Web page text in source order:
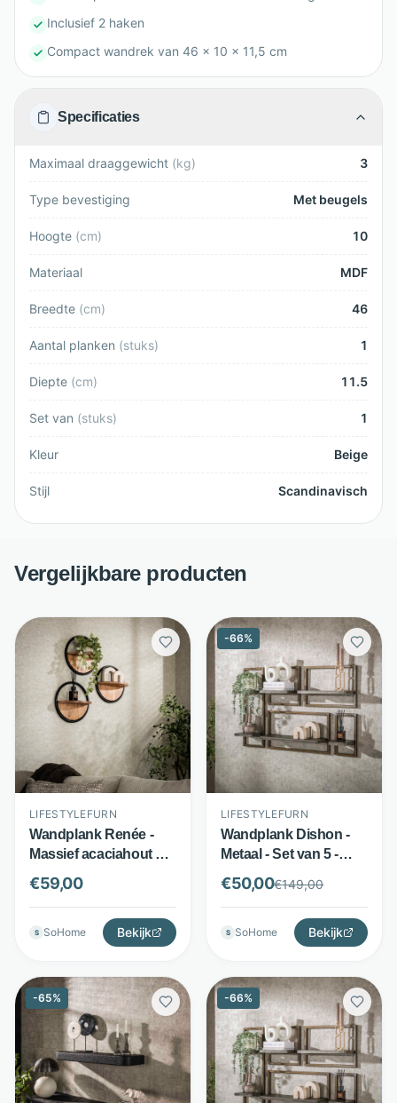
Inclusief 2 haken
Compact wandrek van 46 x 10 x 11,5 cm
Specificaties
Maximaal draaggewicht (kg) 3
Type bevestiging Met beugels
Hoogte (cm) 10
Materiaal MDF
Breedte (cm) 46
Aantal planken (stuks) 1
Diepte (cm) 11.5
Set van (stuks) 1
Kleur Beige
Stijl Scandinavisch
Vergelijkbare producten
LIFESTYLEFURN
Wandplank Renée -
Massief acaciahout en
metaal - Set van 3 -
Naturel bruin -
LifestyleFurn
€59,00
S SoHome Bekijk
-66%
LIFESTYLEFURN
Wandplank Dishon -
Metaal - Set van 5 -
Antiek brass -
LifestyleFurn
€50,00€149,00
S SoHome Bekijk
-65% -66%